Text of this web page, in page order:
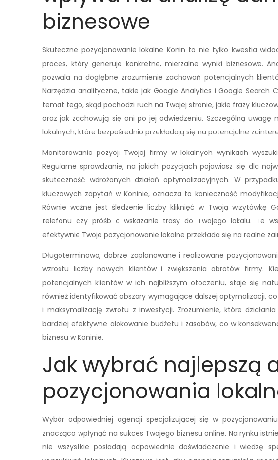
biznesowe
Skuteczne pozycjonowanie lokalne Konin to nie tylko kwestia
proces, który generuje konkretne, mierzalne wyniki biznesowe.
pozwala na dogłębne zrozumienie zachowań potencjalnych
Narzędzia analityczne, takie jak Google Analytics i Google Search
temat tego, skąd pochodzi ruch na Twojej stronie, jakie frazy
oraz jak zachowują się oni po jej odwiedzeniu. Szczególną
lokalnych, które bezpośrednio przekładają się na potencjalne
Monitorowanie pozycji Twojej firmy w lokalnych wynikach
Regularne sprawdzanie, na jakich pozycjach pojawiasz się dla
skuteczność wdrożonych działań optymalizacyjnych. W
kluczowych zapytań w Koninie, oznacza to konieczność
Równie ważne jest śledzenie liczby kliknięć w Twoją wizytówkę
telefonu czy próśb o wskazanie trasy do Twojego lokalu. Te
efektywnie Twoje pozycjonowanie lokalne przekłada się na realne
Długoterminowo, dobrze zaplanowane i realizowane
wzrostu liczby nowych klientów i zwiększenia obrotów firmy.
potencjalnych klientów w ich najbliższym otoczeniu, staje się
również identyfikować obszary wymagające dalszej optymalizacji,
i maksymalizację zwrotu z inwestycji. Zrozumienie, które
bardziej efektywne alokowanie budżetu i zasobów, co w
biznesu w Koninie.
Jak wybrać najlepszą
pozycjonowania
Wybór odpowiedniej agencji specjalizującej się w
znacząco wpłynąć na sukces Twojego biznesu online. Na rynku
nie wszystkie posiadają odpowiednie doświadczenie i wiedzę